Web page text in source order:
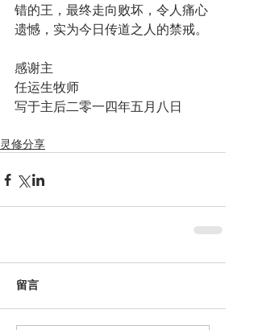
错的王，最终走向败坏，令人痛心
遗憾，实为今日传道之人的禁戒。
感谢主
任运生牧师
写于主后二零一四年五月八日
灵修分享
留言